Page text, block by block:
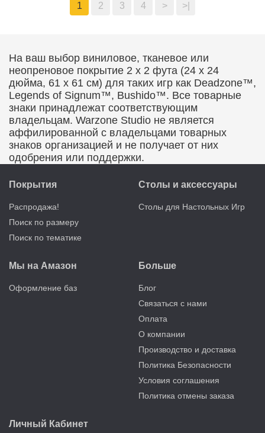
1 2 3 4 > >|
На ваш выбор виниловое, тканевое или
неопреновое покрытие 2 x 2 фута (24 x 24
дюйма, 61 x 61 см) для таких игр как Deadzone™,
Legends of Signum™, Bushido™. Все товарные
знаки принадлежат соответствующим
владельцам. Warzone Studio не является
аффилированной с владельцами товарных
знаков организацией и не получает от них
одобрения или поддержки.
Покрытия
Распродажа!
Поиск по размеру
Поиск по тематике
Столы и аксессуары
Столы для Настольных Игр
Мы на Амазон
Оформление баз
Больше
Блог
Связаться с нами
Оплата
О компании
Производство и доставка
Политика Безопасности
Условия соглашения
Политика отмены заказа
Личный Кабинет